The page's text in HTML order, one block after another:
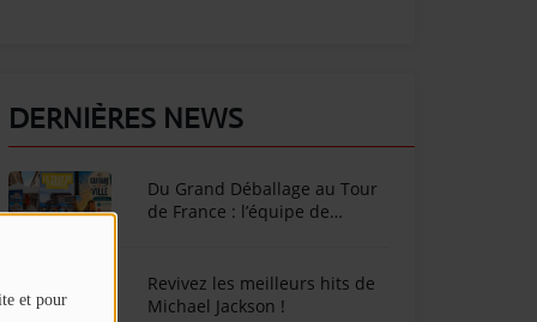
et pour
DERNIÈRES NEWS
Du Grand Déballage au Tour
de France : l’équipe de
Revivez les meilleurs hits de
Michael Jackson !